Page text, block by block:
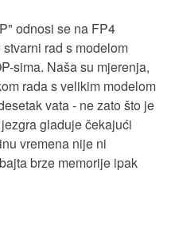
odnosi se na FP4
rad s modelom
sima. Naša su mjerenja,
rada s velikim modelom
vata - ne zato što je
gladuje čekajući
vremena nije ni
brze memorije ipak